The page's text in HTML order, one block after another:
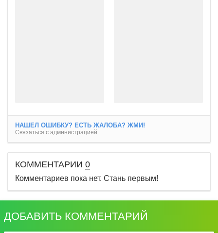
НАШЕЛ ОШИБКУ? ЕСТЬ ЖАЛОБА? ЖМИ!
Связаться с администрацией
КОММЕНТАРИИ 0
Комментариев пока нет. Стань первым!
ДОБАВИТЬ КОММЕНТАРИЙ